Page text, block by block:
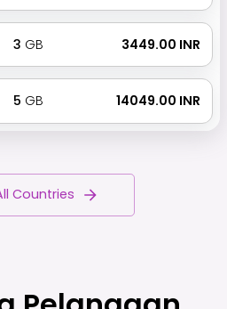
3 GB ₹ 3449.00 INR
5 GB ₹ 14049.00 INR
Countries